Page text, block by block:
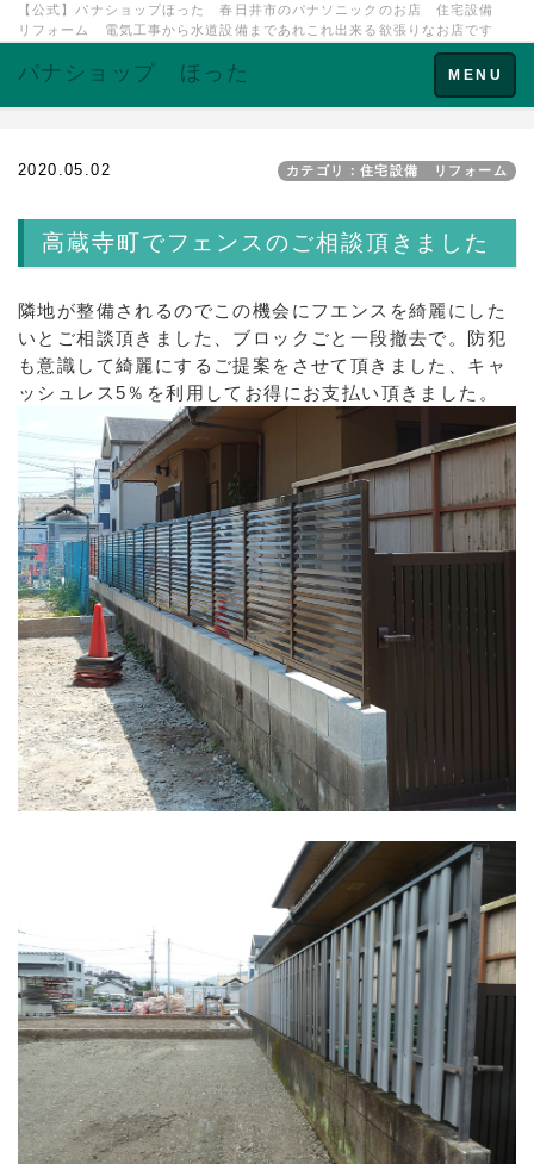
【公式】パナショップほった 春日井市のパナソニックのお店 住宅設備
リフォーム 電気工事から水道設備まであれこれ出来る欲張りなお店です
Toggle
navigation
MENU
パナショップ ほった
2020.05.02 カテゴリ：住宅設備 リフォーム
高蔵寺町でフェンスのご相談頂きました
隣地が整備されるのでこの機会にフエンスを綺麗にした
いとご相談頂きました、ブロックごと一段撤去で。防犯
も意識して綺麗にするご提案をさせて頂きました、キャ
ッシュレス5％を利用してお得にお支払い頂きました。